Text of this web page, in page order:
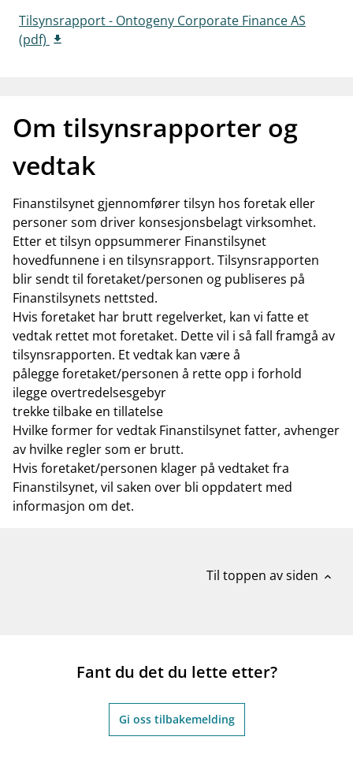
Tilsynsrapport - Ontogeny Corporate Finance AS
(pdf)
Om tilsynsrapporter og
vedtak
Finanstilsynet gjennomfører tilsyn hos foretak eller
personer som driver konsesjonsbelagt virksomhet.
Etter et tilsyn oppsummerer Finanstilsynet
hovedfunnene i en tilsynsrapport. Tilsynsrapporten
blir sendt til foretaket/personen og publiseres på
Finanstilsynets nettsted.
Hvis foretaket har brutt regelverket, kan vi fatte et
vedtak rettet mot foretaket. Dette vil i så fall framgå av
tilsynsrapporten. Et vedtak kan være å
pålegge foretaket/personen å rette opp i forhold
ilegge overtredelsesgebyr
trekke tilbake en tillatelse
Hvilke former for vedtak Finanstilsynet fatter, avhenger
av hvilke regler som er brutt.
Hvis foretaket/personen klager på vedtaket fra
Finanstilsynet, vil saken over bli oppdatert med
informasjon om det.
Til toppen av siden expand_less
Fant du det du lette etter?
Gi oss tilbakemelding